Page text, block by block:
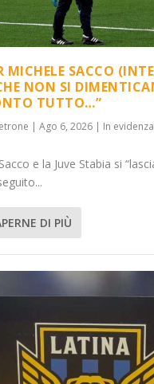
MICHELE SACCO
NON SI
TUTTO…”
|Ago 6, 2026 | In evidenza
e la Juve Stabia si
DI PIÙ